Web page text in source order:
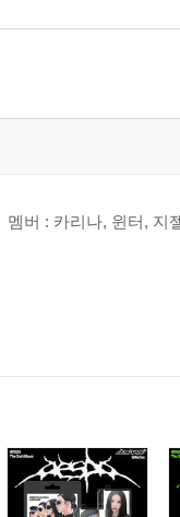
멤버 : 카리나, 윈터, 지